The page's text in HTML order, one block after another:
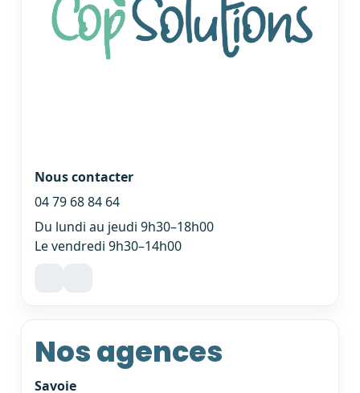
Nous contacter
04 79 68 84 64
Du lundi au jeudi 9h30–18h00
Le vendredi 9h30–14h00
Nos agences
Savoie